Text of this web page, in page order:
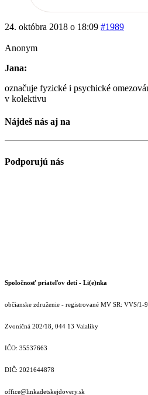
24. októbra 2018 o 18:09 #1989
Anonym
Jana:
označuje fyzické i psychické
v kolektivu
Nájdeš nás aj na
Podporujú nás
Spoločnosť priateľov detí - Li(e)nka
občianske združenie - registrované MV SR: VVS/1-
Zvoničná 202/18, 044 13 Valaliky
IČO: 35537663
DIČ: 2021644878
office@linkadetskejdovery.sk